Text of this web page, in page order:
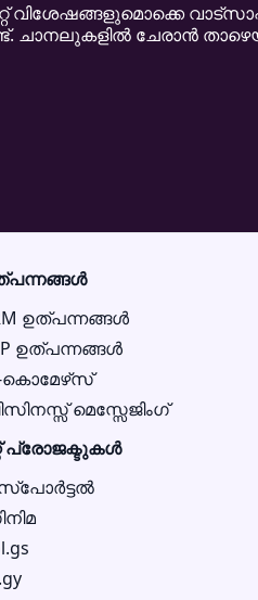
ചാനലുകളിൽ ചേരാൻ
ഉത്പന്നങ്ങൾ
ഉത്പന്നങ്ങൾ
മെസ്സേജിംഗ്
പ്രോജക്ടുകൾ